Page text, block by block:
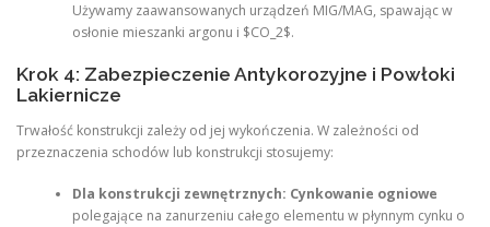
Używamy zaawansowanych urządzeń MIG/MAG, spawając w
osłonie mieszanki argonu i $CO_2$.
Krok 4: Zabezpieczenie Antykorozyjne i Powłoki
Lakiernicze
Trwałość konstrukcji zależy od jej wykończenia. W zależności od
przeznaczenia schodów lub konstrukcji stosujemy:
Dla konstrukcji zewnętrznych: Cynkowanie ogniowe
polegające na zanurzeniu całego elementu w płynnym cynku o